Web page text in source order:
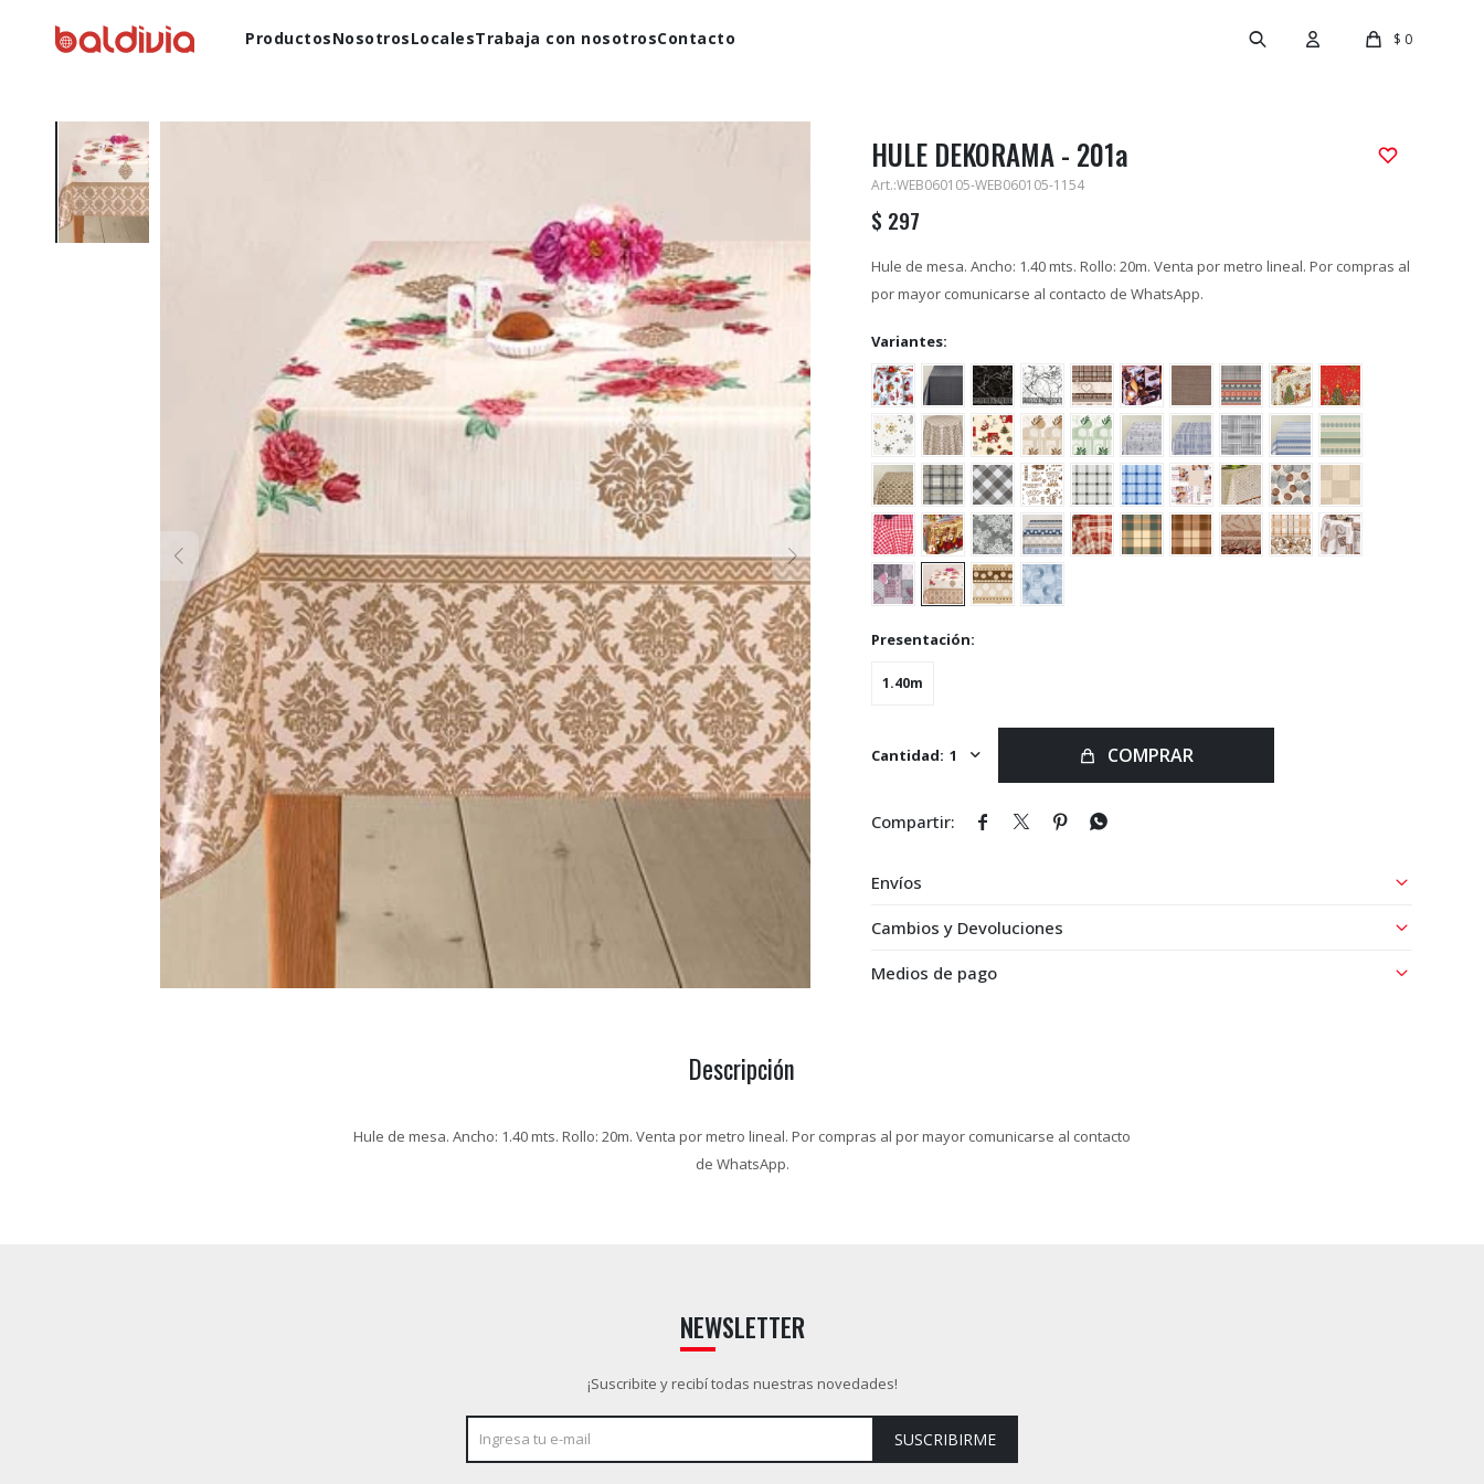
ProductosNosotrosLocalesTrabaja con nosotrosContacto $ 0
HULE DEKORAMA - 201a
WEB060105-WEB060105-1154
$ 297
Hule de mesa. Ancho: 1.40 mts. Rollo: 20m. Venta por metro lineal. Por compras al
por mayor comunicarse al contacto de WhatsApp.
Variantes:
Presentación:
1.40m
1 COMPRAR
   
Envíos
Cambios y Devoluciones
Medios de pago
Descripción
Hule de mesa. Ancho: 1.40 mts. Rollo: 20m. Venta por metro lineal. Por compras al por mayor comunicarse al contacto
de WhatsApp.
NEWSLETTER
¡Suscribite y recibí todas nuestras novedades!
SUSCRIBIRME